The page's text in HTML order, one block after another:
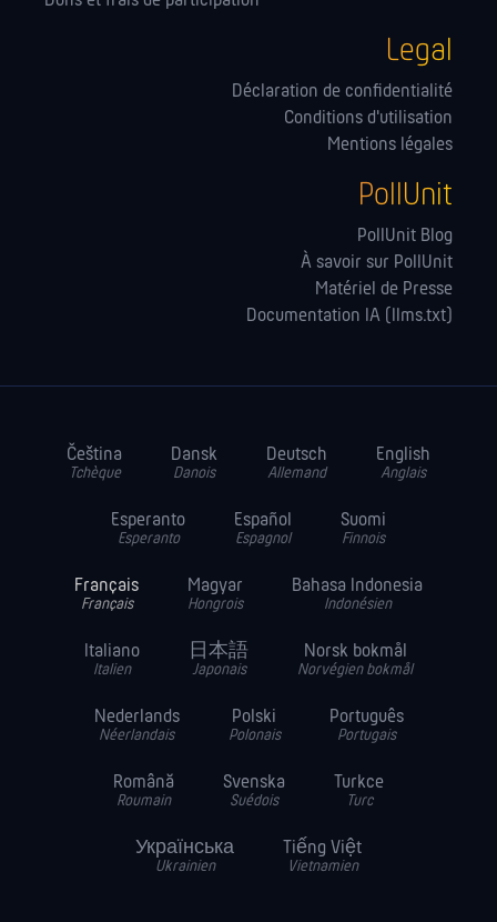
Legal
Déclaration de confidentialité
Conditions d'utilisation
Mentions légales
PollUnit
PollUnit Blog
À savoir sur PollUnit
Matériel de Presse
Documentation IA (llms.txt)
Čeština
Tchèque
Dansk
Danois
Deutsch
Allemand
English
Anglais
Esperanto
Esperanto
Español
Espagnol
Suomi
Finnois
Français
Français
Magyar
Hongrois
Bahasa Indonesia
Indonésien
Italiano
Italien
日本語
Japonais
Norsk bokmål
Norvégien bokmål
Nederlands
Néerlandais
Polski
Polonais
Português
Portugais
Română
Roumain
Svenska
Suédois
Turkce
Turc
Українська
Ukrainien
Tiếng Việt
Vietnamien